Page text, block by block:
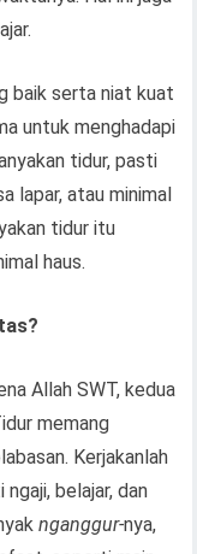
baik serta niat kuat
untuk menghadapi
tidur, pasti
lapar, atau minimal
tidur itu
haus.
Allah SWT, kedua
memang
Kerjakanlah
belajar, dan
nganggur-nya,